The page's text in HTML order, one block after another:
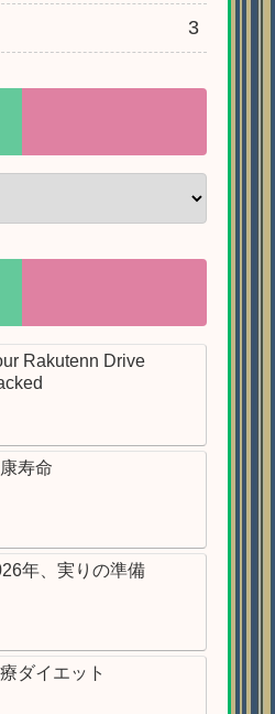
3
Rakutenn Drive
寿命
年、実りの準備
ダイエット